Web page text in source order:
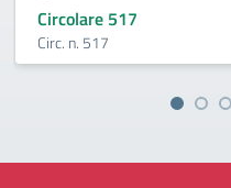
Circolare 517
Circ. n. 517